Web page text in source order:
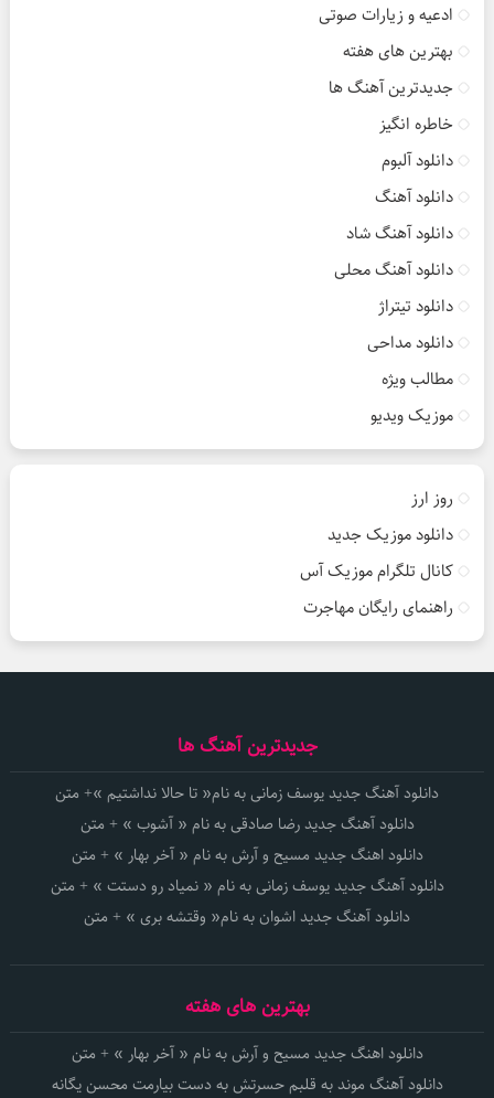
ادعیه و زیارات صوتی
بهترین های هفته
جدیدترین آهنگ ها
خاطره انگیز
دانلود آلبوم
دانلود آهنگ
دانلود آهنگ شاد
دانلود آهنگ محلی
دانلود تیتراژ
دانلود مداحی
مطالب ویژه
موزیک ویدیو
روز ارز
دانلود موزیک جدید
کانال تلگرام موزیک آس
راهنمای رایگان مهاجرت
جدیدترین آهنگ ها
دانلود آهنگ جدید یوسف زمانی به نام« تا حالا نداشتیم »+ متن
دانلود آهنگ جدید رضا صادقی به نام « آشوب » + متن
دانلود اهنگ جدید مسیح و آرش به نام « آخر بهار » + متن
دانلود آهنگ جدید یوسف زمانی به نام « نمیاد رو دستت » + متن
دانلود آهنگ جدید اشوان به نام« وقتشه بری » + متن
بهترین های هفته
دانلود اهنگ جدید مسیح و آرش به نام « آخر بهار » + متن
دانلود آهنگ موند به قلبم حسرتش به دست بیارمت محسن یگانه